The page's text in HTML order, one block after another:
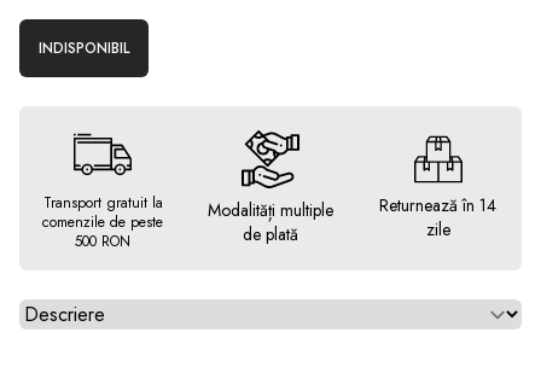
INDISPONIBIL
Transport gratuit la
comenzile de peste
500 RON
Modalități multiple
de plată
Returnează în 14
zile
Alegeti tab